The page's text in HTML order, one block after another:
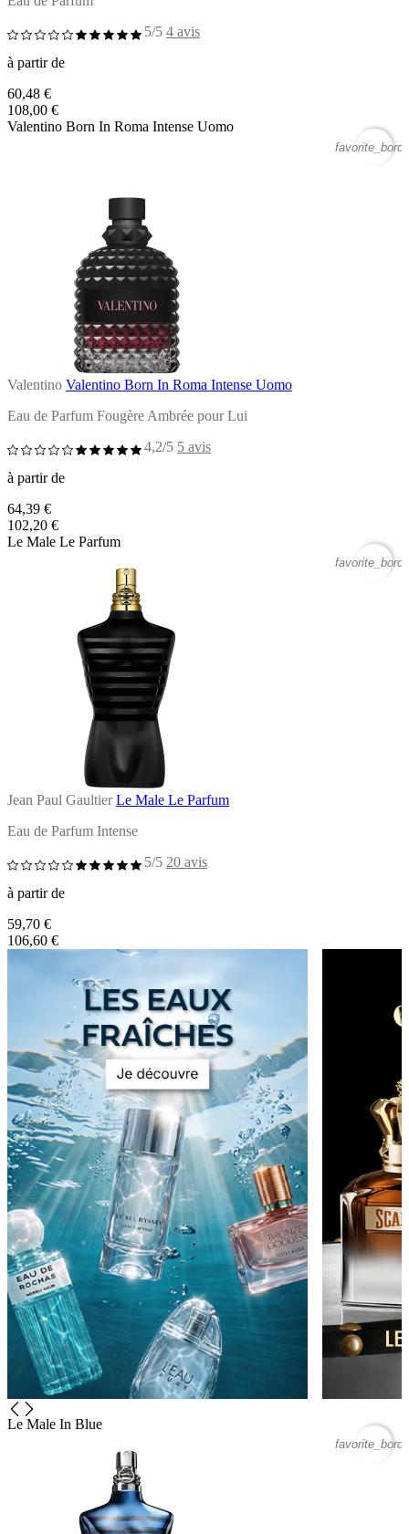
5/5 4 avis
à partir de
60,48 €
108,00 €
Valentino Born In Roma Intense Uomo
Valentino Valentino Born In Roma Intense Uomo
Eau de Parfum Fougère Ambrée pour Lui
4,2/5 5 avis
à partir de
64,39 €
102,20 €
Le Male Le Parfum
Jean Paul Gaultier Le Male Le Parfum
Eau de Parfum Intense
5/5 20 avis
à partir de
59,70 €
106,60 €
Le Male In Blue